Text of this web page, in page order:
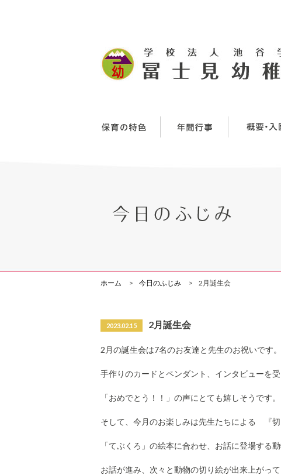
ホーム 今日のふじみ 2月誕生会
2023.02.15 2月誕生会
2月の誕生会は7名のお友達と先生のお祝いです。
手作りのカードとペンダント、インタビューを
「おめでとう！！」の声にとても嬉しそうです。
そして、今月のお楽しみは先生たちによる 『切
「てぶくろ」の絵本に合わせ、お話に登場する
お話が進み、次々と動物の切り絵が出来上がっ